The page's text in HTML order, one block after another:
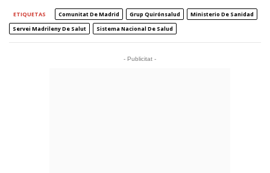
ETIQUETAS Comunitat De Madrid Grup Quirónsalud
Ministerio De Sanidad
Servei Madrileny De Salut
Sistema Nacional De Salud
- Publicitat -